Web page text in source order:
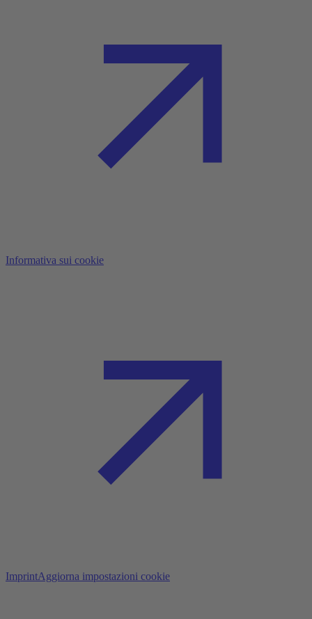
Informativa sui cookie
ImprintAggiorna impostazioni cookie